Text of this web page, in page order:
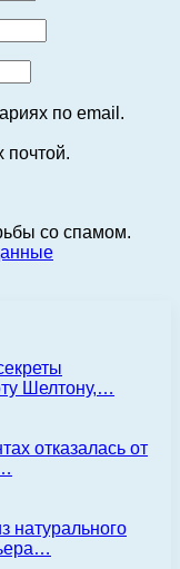
по email.
почтой.
со спамом.
Шелтону,…
отказалась от
натурального